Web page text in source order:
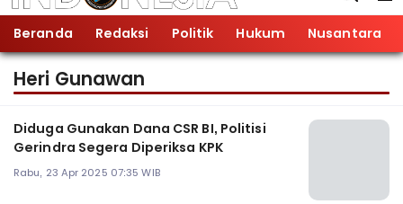
Beranda Redaksi Politik Hukum Nusantara
Heri Gunawan
Diduga Gunakan Dana CSR BI, Politisi
Gerindra Segera Diperiksa KPK
Rabu, 23 Apr 2025 07:35 WIB